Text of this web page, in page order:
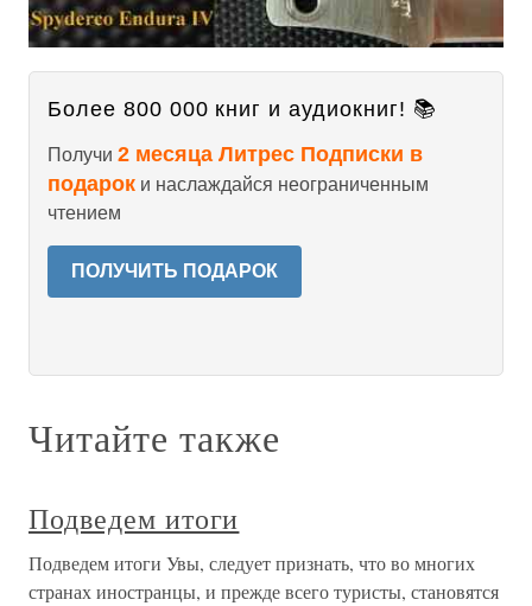
Более 800 000 книг и аудиокниг! 📚
Получи 2 месяца Литрес Подписки в
подарок и наслаждайся неограниченным
чтением
ПОЛУЧИТЬ ПОДАРОК
Читайте также
Подведем итоги
Подведем итоги Увы, следует признать, что во многих
странах иностранцы, и прежде всего туристы, становятся